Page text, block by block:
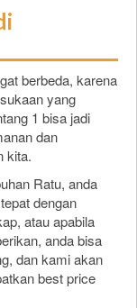
berbeda, karena
yang
1 bisa jadi
dan
kita.
Ratu, anda
dengan
atau apabila
anda bisa
dan kami akan
best price